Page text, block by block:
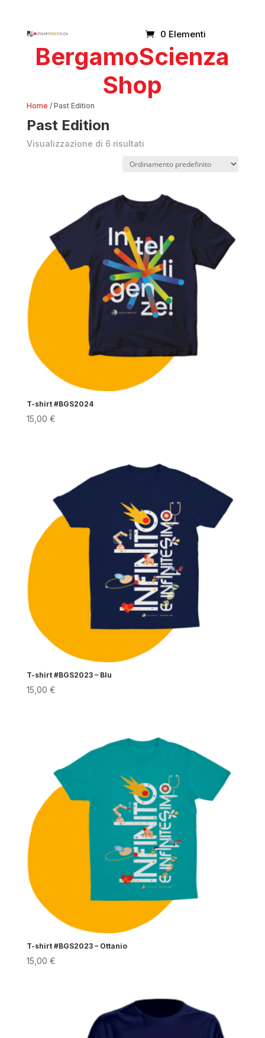
0 Elementi
BergamoScienza
Shop
Home / Past Edition
Past Edition
Visualizzazione di 6 risultati
T-shirt #BGS2024
15,00 €
T-shirt #BGS2023 – Blu
15,00 €
T-shirt #BGS2023 – Ottanio
15,00 €